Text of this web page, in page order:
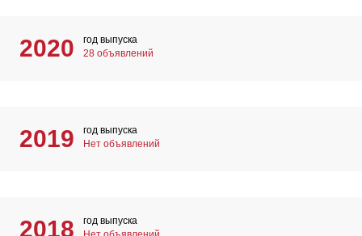
2020
год выпуска
28 объявлений
2019
год выпуска
Нет объявлений
2018
год выпуска